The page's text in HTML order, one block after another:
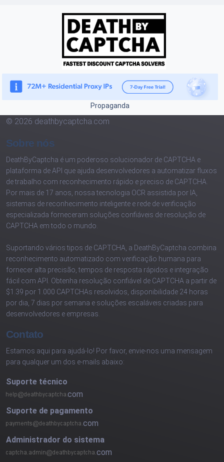
Propaganda
© 2026 deathbycaptcha.com
Sobre nós
DeathByCaptcha é um poderoso solucionador de CAPTCHA e
plataforma de API que ajuda desenvolvedores a automatizar fluxos
de trabalho com reconhecimento rápido e preciso de CAPTCHA.
Por mais de 17 anos, nossa tecnologia OCR assistida por IA,
sistemas de reconhecimento inteligente e rede de verificação
especializada forneceram soluções confiáveis de resolução de
CAPTCHA em todo o mundo.
Suportando vários tipos de CAPTCHA, a DeathByCaptcha combina
reconhecimento automatizado com verificação humana para
fornecer alta precisão, tempos de resposta rápidos e integração
fácil com API. Obtenha resolução confiável de CAPTCHA a partir de
$1.39 por 1.000 CAPTCHAs resolvidos, disponibilidade 24 horas
por dia, 7 dias por semana e soluções escaláveis criadas para
desenvolvedores e empresas.
Contato
Estamos aqui para ajudá-lo! Por favor, envie-nos uma mensagem
para qualquer um dos e-mails abaixo:
Suporte técnico
com
Suporte de pagamento
com
Administrador do sistema
com